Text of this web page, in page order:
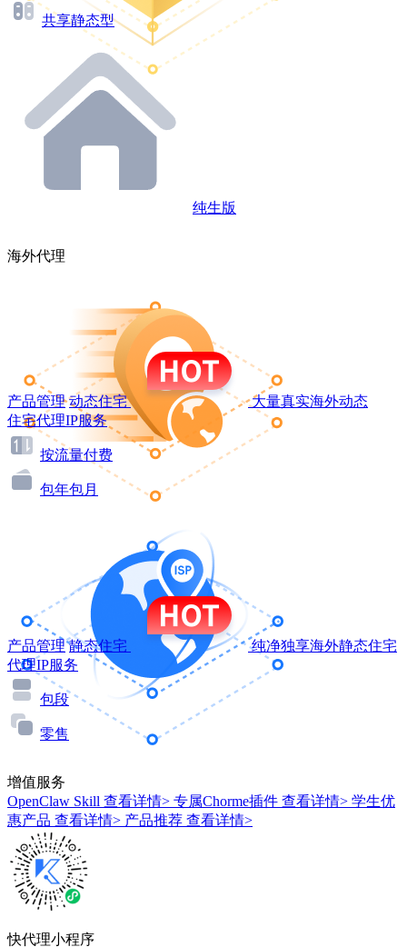
共享静态型
纯生版
海外代理
产品管理 动态住宅
大量真实海外动态
住宅代理IP服务
按流量付费
包年包月
产品管理 静态住宅
纯净独享海外静态住宅
代理IP服务
包段
零售
增值服务
OpenClaw Skill 查看详情> 专属Chorme插件 查看详情> 学生优
惠产品 查看详情> 产品推荐 查看详情>
快代理小程序